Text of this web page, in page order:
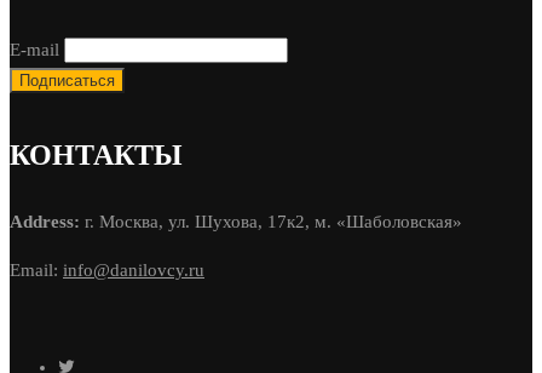
E-mail
КОНТАКТЫ
Address: г. Москва, ул. Шухова, 17к2, м. «Шаболовская»
Email: info@danilovcy.ru